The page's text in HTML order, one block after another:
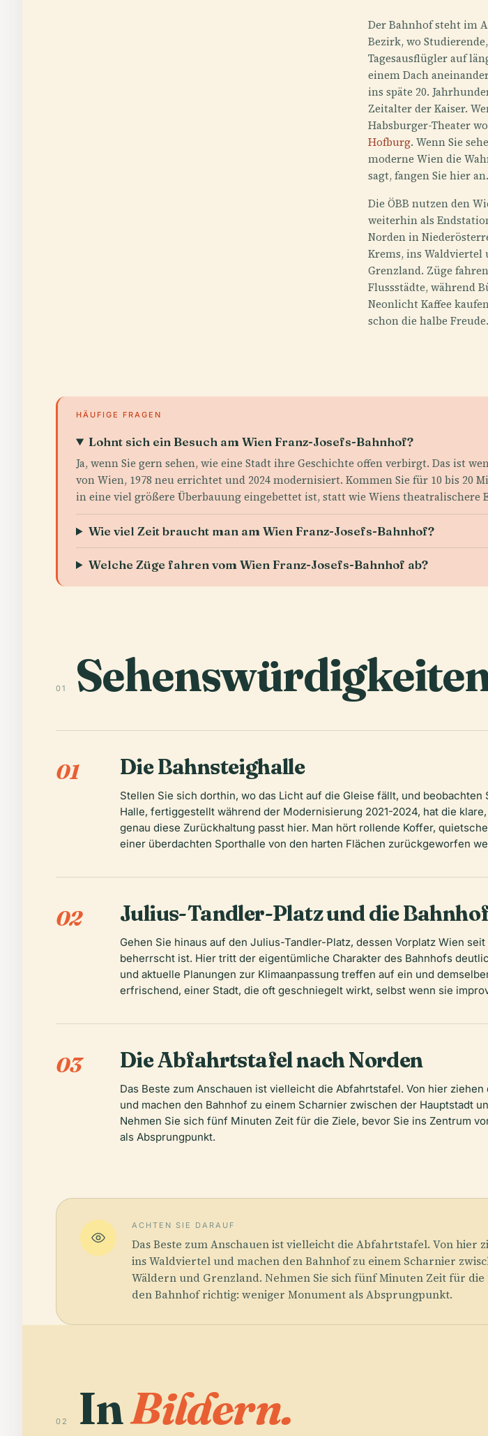
Der Bahnhof steht im
Bezirk, wo
Tagesausflügler auf
einem Dach
ins späte 20.
Zeitalter der Kaiser.
Habsburger-Theater
Hofburg. Wenn Sie
moderne Wien die
sagt, fangen Sie hier an.
Die ÖBB nutzen den
weiterhin als
Norden in
Krems, ins Waldviertel
Grenzland. Züge
Flussstädte, während
Neonlicht Kaffee
schon die halbe Freude.
HÄUFIGE FRAGEN
Lohnt sich ein Besuch am Wien Franz-Josefs-Bahnhof?
Ja, wenn Sie gern sehen, wie eine Stadt ihre Geschichte offen verbirgt. Das ist
von Wien, 1978 neu errichtet und 2024 modernisiert. Kommen Sie für 10 bis 20
in eine viel größere Überbauung eingebettet ist, statt wie Wiens theatralischere
Wie viel Zeit braucht man am Wien Franz-Josefs-Bahnhof?
Welche Züge fahren vom Wien Franz-Josefs-Bahnhof ab?
01
01 Die Bahnsteighalle
Stellen Sie sich dorthin, wo das Licht auf die Gleise fällt, und
Halle, fertiggestellt während der Modernisierung 2021-2024, hat die
genau diese Zurückhaltung passt hier. Man hört rollende Koffer,
einer überdachten Sporthalle von den harten Flächen zurückgeworfen
02 Julius-Tandler-Platz und die
Gehen Sie hinaus auf den Julius-Tandler-Platz, dessen Vorplatz Wien
beherrscht ist. Hier tritt der eigentümliche Charakter des Bahnhofs
und aktuelle Planungen zur Klimaanpassung treffen auf ein und
erfrischend, einer Stadt, die oft geschniegelt wirkt, selbst wenn sie
03 Die Abfahrtstafel nach Norden
Das Beste zum Anschauen ist vielleicht die Abfahrtstafel. Von hier
und machen den Bahnhof zu einem Scharnier zwischen der Hauptstadt
Nehmen Sie sich fünf Minuten Zeit für die Ziele, bevor Sie ins Zentrum
als Absprungpunkt.
ACHTEN SIE DARAUF
Das Beste zum Anschauen ist vielleicht die Abfahrtstafel. Von hier
ins Waldviertel und machen den Bahnhof zu einem Scharnier
Wäldern und Grenzland. Nehmen Sie sich fünf Minuten Zeit für
den Bahnhof richtig: weniger Monument als Absprungpunkt.
02 InBildern.